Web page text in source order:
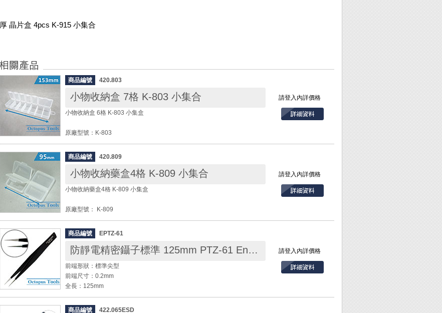
厚 晶片盒 4pcs K-915 小集合
商品編號 420.803
小物收納盒 7格 K-803 小集合 請登入內詳價格
小物收納盒 6格 K-803 小集盒
原廠型號：K-803
長 x 寬 x 高：153x40x20mm
材質：PP
格數：共7格 (6個上蓋)
商品編號 420.809
小物收納藥盒4格 K-809 小集合 請登入內詳價格
小物收納藥盒4格 K-809 小集盒
原廠型號： K-809
內部尺寸：90x60x15mm
外部尺寸：95x65x17mm
材質： PP
格數： 4格相同
◆ 顏色為隨機出貨, 不可挑選
商品編號 EPTZ-61
防靜電精密鑷子標準 125mm PTZ-61 Engineer 請登入內詳價格
前端形狀：標準尖型
前端尺寸：0.2mm
全長：125mm
尖長：60mm
寬度：11mm
商品編號 422.065ESD